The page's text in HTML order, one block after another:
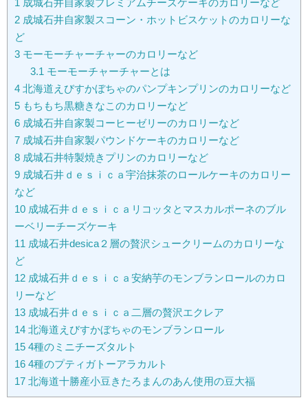
2 成城石井自家製スコーン・ホットビスケットのカロリーな
ど
3 モーモーチャーチャーのカロリーなど
3.1 モーモーチャーチャーとは
4 北海道えびすかぼちゃのパンプキンプリンのカロリーなど
5 もちもち黒糖きなこのカロリーなど
6 成城石井自家製コーヒーゼリーのカロリーなど
7 成城石井自家製パウンドケーキのカロリーなど
8 成城石井特製焼きプリンのカロリーなど
9 成城石井ｄｅｓｉｃａ宇治抹茶のロールケーキのカロリー
など
10 成城石井ｄｅｓｉｃａリコッタとマスカルポーネのブル
ーベリーチーズケーキ
11 成城石井desica２層の贅沢シュークリームのカロリーな
ど
12 成城石井ｄｅｓｉｃａ安納芋のモンブランロールのカロ
リーなど
13 成城石井ｄｅｓｉｃａ二層の贅沢エクレア
14 北海道えびすかぼちゃのモンブランロール
15 4種のミニチーズタルト
16 4種のプティガトーアラカルト
17 北海道十勝産小豆きたろまんのあん使用の豆大福